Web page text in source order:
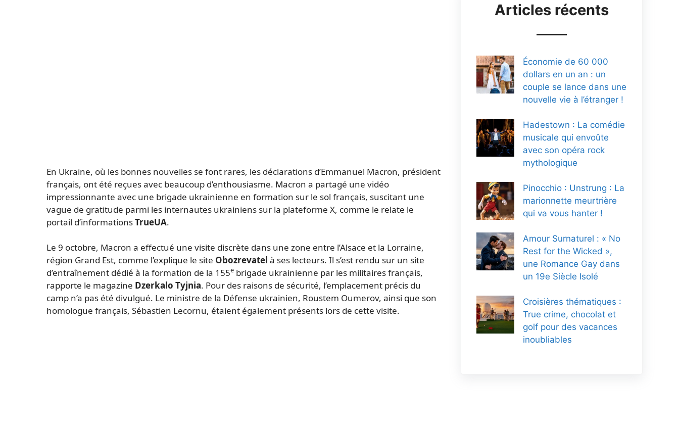
En Ukraine, où les bonnes nouvelles se font rares, les déclarations d’Emmanuel Macron, président
français, ont été reçues avec beaucoup d’enthousiasme. Macron a partagé une vidéo
impressionnante avec une brigade ukrainienne en formation sur le sol français, suscitant une
vague de gratitude parmi les internautes ukrainiens sur la plateforme X, comme le relate le
portail d’informationsTrueUA.
Le 9 octobre, Macron a effectué une visite discrète dans une zone entre l’Alsace et la Lorraine,
région Grand Est, comme l’explique le site Obozrevatel à ses lecteurs. Il s’est rendu sur un site
d’entraînement dédié à la formation de la 155e brigade ukrainienne par les militaires français,
rapporte le magazine Dzerkalo Tyjnia. Pour des raisons de sécurité, l’emplacement précis du
camp n’a pas été divulgué. Le ministre de la Défense ukrainien, Roustem Oumerov, ainsi que son
homologue français, Sébastien Lecornu, étaient également présents lors de cette visite.
Articles récents
Économie de 60 000
dollars en un an : un
couple se lance dans une
nouvelle vie à l’étranger !
Hadestown : La comédie
musicale qui envoûte
avec son opéra rock
mythologique
Pinocchio : Unstrung : La
marionnette meurtrière
qui va vous hanter !
Amour Surnaturel : « No
Rest for the Wicked »,
une Romance Gay dans
un 19e Siècle Isolé
Croisières thématiques :
True crime, chocolat et
golf pour des vacances
inoubliables